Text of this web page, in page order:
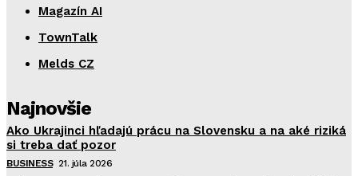
Magazín AI
TownTalk
Melds CZ
Najnovšie
Ako Ukrajinci hľadajú prácu na Slovensku a na aké riziká
si treba dať pozor
BUSINESS 21. júla 2026